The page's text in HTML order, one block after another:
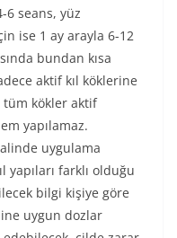
6 seans, yüz
ise 1 ay arayla 6-12
bundan kısa
aktif kıl köklerine
tüm kökler aktif
yapılamaz.
uygulama
yapıları farklı olduğu
bilgi kişiye göre
uygun dozlar